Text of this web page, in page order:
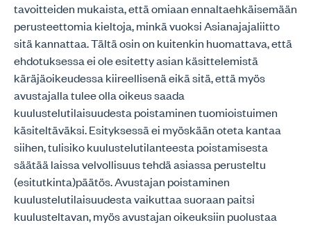
tavoitteiden mukaista, että omiaan ennaltaehkäisemään
perusteettomia kieltoja, minkä vuoksi Asianajajaliitto
sitä kannattaa. Tältä osin on kuitenkin huomattava, että
ehdotuksessa ei ole esitetty asian käsittelemistä
käräjäoikeudessa kiireellisenä eikä sitä, että myös
avustajalla tulee olla oikeus saada
kuulustelutilaisuudesta poistaminen tuomioistuimen
käsiteltäväksi. Esityksessä ei myöskään oteta kantaa
siihen, tulisiko kuulustelutilanteesta poistamisesta
säätää laissa velvollisuus tehdä asiassa perusteltu
(esitutkinta)päätös. Avustajan poistaminen
kuulustelutilaisuudesta vaikuttaa suoraan paitsi
kuulusteltavan, myös avustajan oikeuksiin puolustaa